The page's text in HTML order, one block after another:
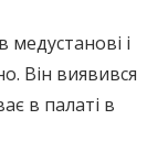
і
Він виявився
в палаті в